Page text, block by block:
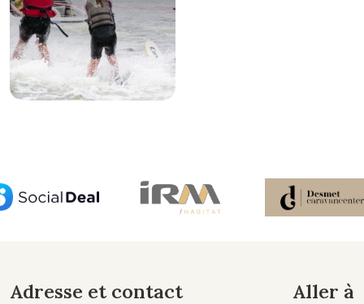
Adresse et contact Aller à